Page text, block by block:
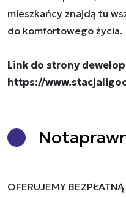
mieszkańcy znajdą tu
do komfortowego życia.
Link do strony
​​​​​​​https://
Nota
OFERUJEMY